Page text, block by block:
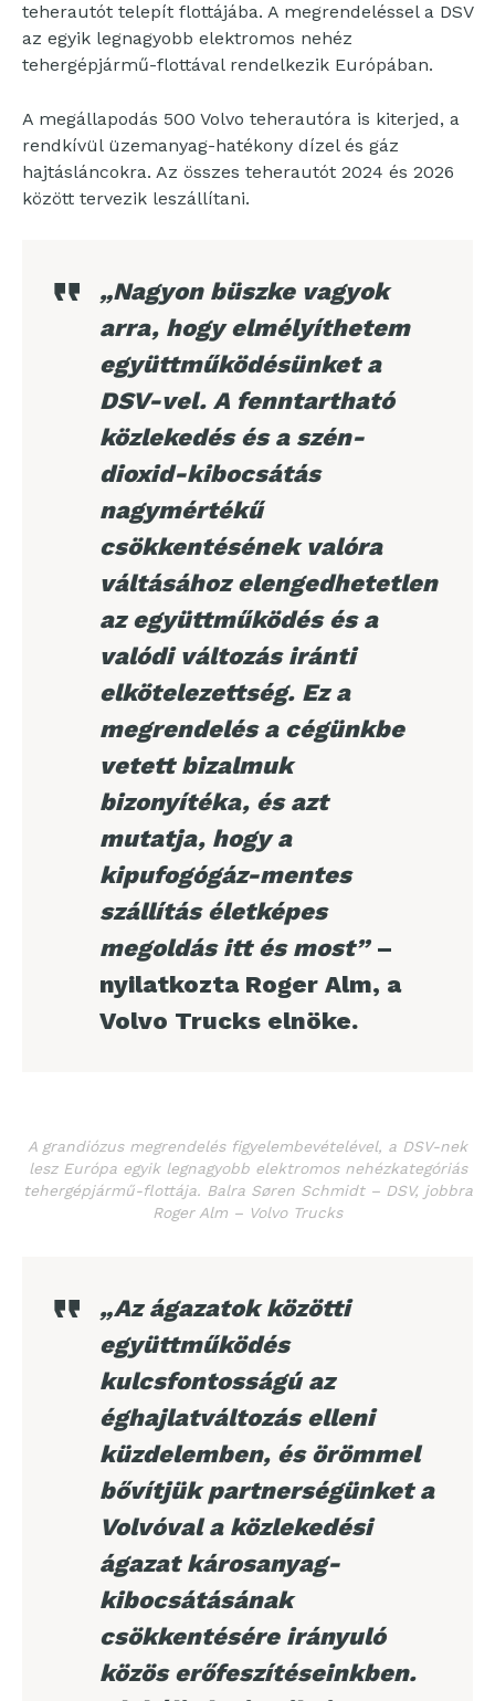
teherautót telepít flottájába. A megrendeléssel a DSV
az egyik legnagyobb elektromos nehéz
tehergépjármű-flottával rendelkezik Európában.
A megállapodás 500 Volvo teherautóra is kiterjed, a
rendkívül üzemanyag-hatékony dízel és gáz
hajtásláncokra. Az összes teherautót 2024 és 2026
között tervezik leszállítani.
„Nagyon büszke vagyok
arra, hogy elmélyíthetem
együttműködésünket a
DSV-vel. A fenntartható
közlekedés és a szén-
dioxid-kibocsátás
nagymértékű
csökkentésének valóra
váltásához elengedhetetlen
az együttműködés és a
valódi változás iránti
elkötelezettség. Ez a
megrendelés a cégünkbe
vetett bizalmuk
bizonyítéka, és azt
mutatja, hogy a
kipufogógáz-mentes
szállítás életképes
megoldás itt és most”–
nyilatkozta Roger Alm, a
Volvo Trucks elnöke.
A grandiózus megrendelés figyelembevételével, a DSV-nek
lesz Európa egyik legnagyobb elektromos nehézkategóriás
tehergépjármű-flottája. Balra Søren Schmidt – DSV, jobbra
Roger Alm – Volvo Trucks
„Az ágazatok közötti
együttműködés
kulcsfontosságú az
éghajlatváltozás elleni
küzdelemben, és örömmel
bővítjük partnerségünket a
Volvóval a közlekedési
ágazat károsanyag-
kibocsátásának
csökkentésére irányuló
közös erőfeszítéseinkben.